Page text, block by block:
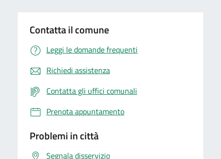
Contatta il comune
Leggi le domande frequenti
Richiedi assistenza
Contatta gli uffici comunali
Prenota appuntamento
Problemi in città
Segnala disservizio